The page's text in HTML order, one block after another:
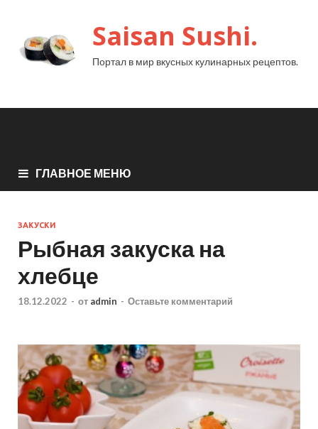
Saisan Sushi.
Портал в мир вкусных кулинарных рецептов.
ГЛАВНОЕ МЕНЮ
ЗАКУСКИ
Рыбная закуска на
хлебце
18.12.2022 - от admin - Оставьте комментарий